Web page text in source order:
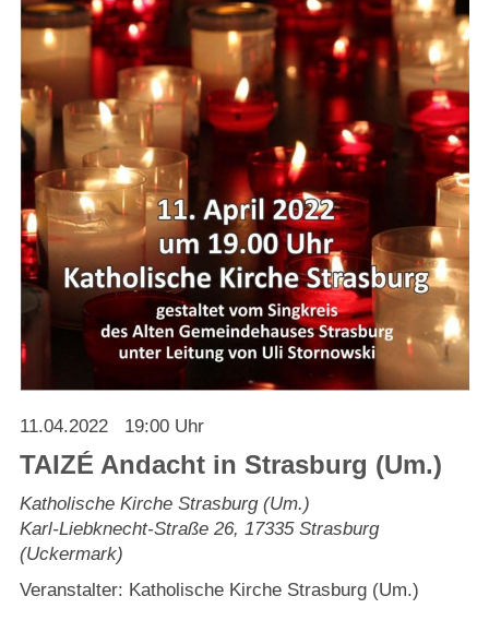
Kommentarrichtlinien und Netiquette für unsere Social Media-Kanäle
Willkommen in Strasburg (Uckermark)
Strasburger Ehrenamtspreis „SBG“
Welcome to Strasburg (Uckermark)
Ласкаво просимо до Штрасбурга (Уккермарк)
مرحبًا بكم في شتراسبورغ (أوكرمارك)
Bine ați venit în Strasburg (Uckermark)
Online-Bewerbungen
Sprache/Language
11.04.2022 19:00 Uhr
TAIZÉ Andacht in Strasburg (Um.)
Katholische Kirche Strasburg (Um.)
Karl-Liebknecht-Straße 26, 17335 Strasburg
(Uckermark)
Veranstalter: Katholische Kirche Strasburg (Um.)